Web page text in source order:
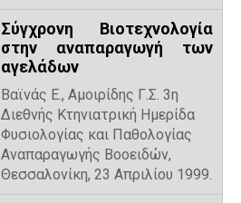
Σύγχρονη Βιοτεχνολογία
στην αναπαραγωγή των
αγελάδων
Βαϊνάς Ε., Αμοιρίδης Γ.Σ. 3η
Διεθνής Κτηνιατρική Ημερίδα
Φυσιολογίας και Παθολογίας
Αναπαραγωγής Βοοειδών,
Θεσσαλονίκη, 23 Απριλίου 1999.